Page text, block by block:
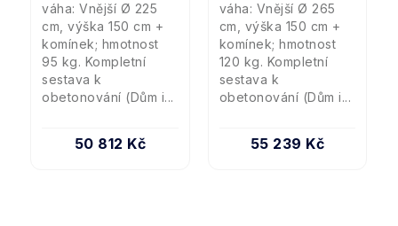
50 812 Kč
váha: Vnější Ø 225
cm, výška 150 cm +
komínek; hmotnost
95 kg. Kompletní
sestava k
obetonování (Dům i...
55 239 Kč
váha: Vnější Ø 265
cm, výška 150 cm +
komínek; hmotnost
120 kg. Kompletní
sestava k
obetonování (Dům i...